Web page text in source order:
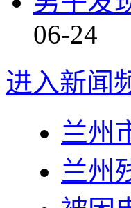
06-24
进入新闻
兰州
兰州